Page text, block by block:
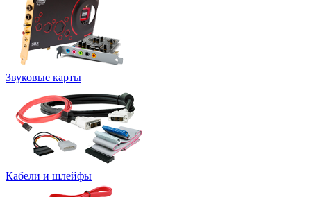
Звуковые карты
Кабели и шлейфы